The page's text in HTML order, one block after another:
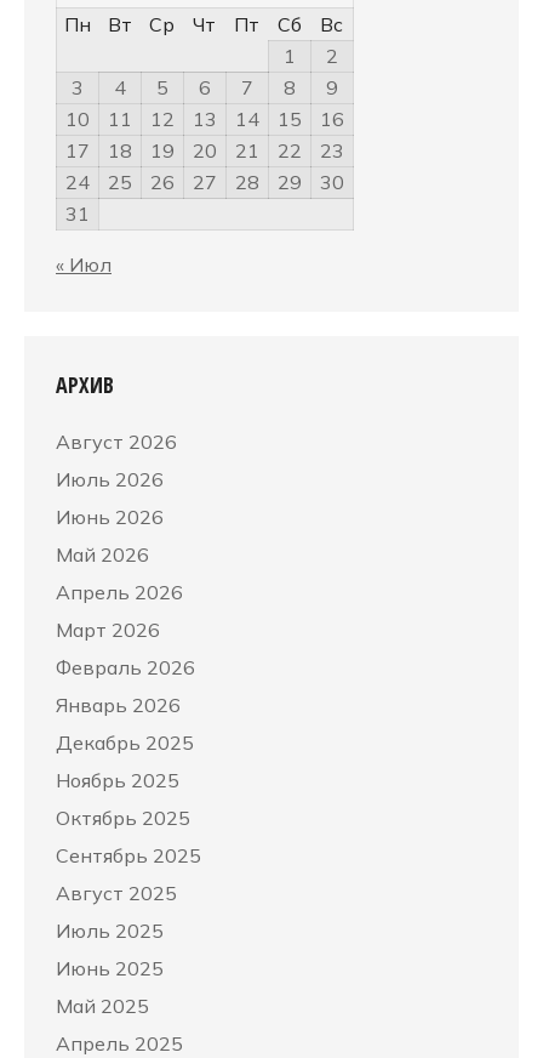
Пн
Вт Ср Чт Пт Сб
Вс
1
2
3
4 5 6 7 8
9
10
11 12 13 14 15
16
17
18 19 20 21 22
23
24
25 26 27 28 29
30
31
« Июл
АРХИВ
Август 2026
Июль 2026
Июнь 2026
Май 2026
Апрель 2026
Март 2026
Февраль 2026
Январь 2026
Декабрь 2025
Ноябрь 2025
Октябрь 2025
Сентябрь 2025
Август 2025
Июль 2025
Июнь 2025
Май 2025
Апрель 2025